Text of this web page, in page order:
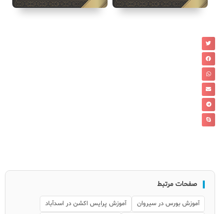
صفحات مرتبط
آموزش بورس در سیروان
آموزش پرایس اکشن در اسدآباد